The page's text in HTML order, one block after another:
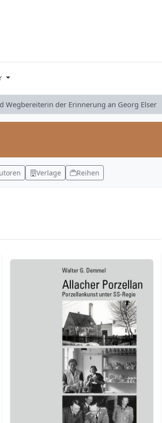
Wegbereiterin der Erinnerung an Georg Elser
Verlage Reihen